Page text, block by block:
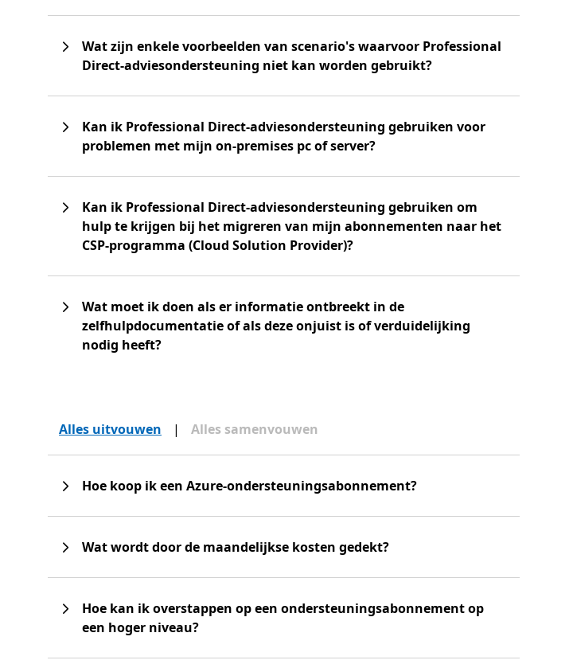
Wat zijn enkele voorbeelden van scenario's waarvoor Professional
Direct-adviesondersteuning niet kan worden gebruikt?
Kan ik Professional Direct-adviesondersteuning gebruiken voor
problemen met mijn on-premises pc of server?
Kan ik Professional Direct-adviesondersteuning gebruiken om
hulp te krijgen bij het migreren van mijn abonnementen naar het
CSP-programma (Cloud Solution Provider)?
Wat moet ik doen als er informatie ontbreekt in de
zelfhulpdocumentatie of als deze onjuist is of verduidelijking
nodig heeft?
Alles uitvouwen | Alles samenvouwen
Hoe koop ik een Azure-ondersteuningsabonnement?
Wat wordt door de maandelijkse kosten gedekt?
Hoe kan ik overstappen op een ondersteuningsabonnement op
een hoger niveau?